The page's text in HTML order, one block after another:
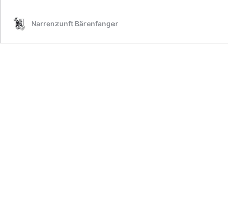
Narrenzunft Bärenfanger